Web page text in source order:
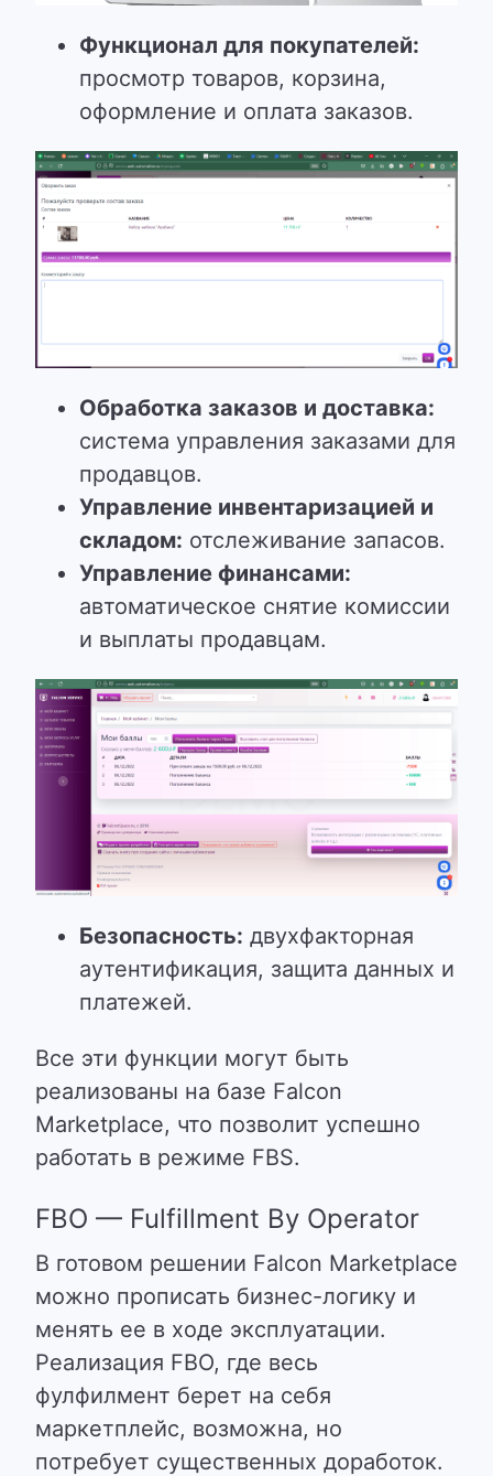
Функционал для покупателей:
просмотр товаров, корзина,
оформление и оплата заказов.
Обработка заказов и доставка:
система управления заказами для
продавцов.
Управление инвентаризацией и
складом: отслеживание запасов.
Управление финансами:
автоматическое снятие комиссии
и выплаты продавцам.
Безопасность: двухфакторная
аутентификация, защита данных и
платежей.
Все эти функции могут быть
реализованы на базе Falcon
Marketplace, что позволит успешно
работать в режиме FBS.
FBO — Fulfillment By Operator
В готовом решении Falcon Marketplace
можно прописать бизнес-логику и
менять ее в ходе эксплуатации.
Реализация FBO, где весь
фулфилмент берет на себя
маркетплейс, возможна, но
потребует существенных доработок.